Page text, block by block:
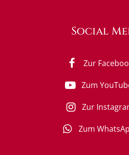
Social
Zur
Zum
Zur
Zum